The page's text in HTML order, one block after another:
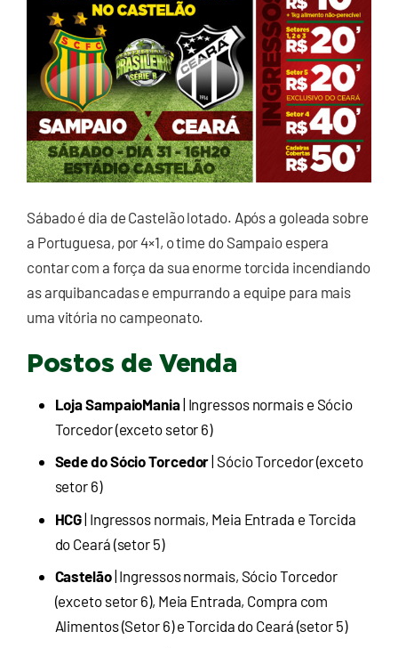
Sábado é dia de Castelão lotado. Após a goleada sobre
a Portuguesa, por 4×1, o time do Sampaio espera
contar com a força da sua enorme torcida incendiando
as arquibancadas e empurrando a equipe para mais
uma vitória no campeonato.
Postos de Venda
Loja SampaioMania| Ingressos normais e Sócio
Torcedor (exceto setor 6)
Sede do Sócio Torcedor | Sócio Torcedor (exceto
setor 6)
HCG| Ingressos normais, Meia Entrada e Torcida
do Ceará (setor 5)
Castelão| Ingressos normais, Sócio Torcedor
(exceto setor 6), Meia Entrada, Compra com
Alimentos (Setor 6) e Torcida do Ceará (setor 5)